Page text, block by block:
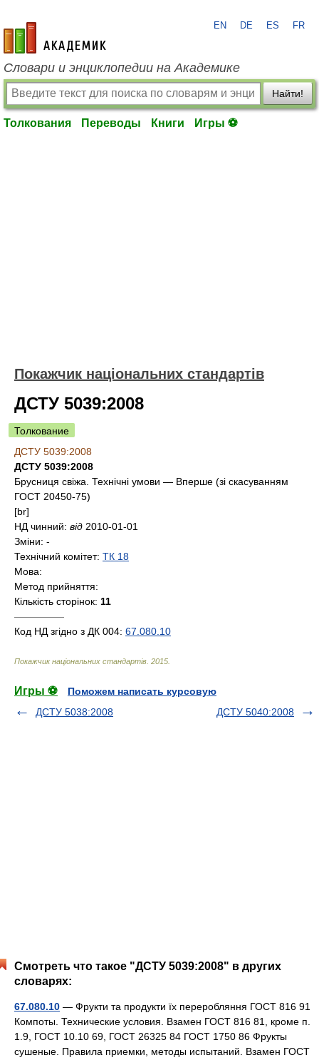
academic.ru
EN DE ES FR
Словари и энциклопедии на Академике
Найти!
Толкования Переводы Книги Игры ⚽
Покажчик національних стандартів
ДСТУ 5039:2008
Толкование
ДСТУ 5039:2008
ДСТУ 5039:2008
Брусниця свіжа. Технічні умови — Вперше (зі скасуванням
ГОСТ 20450-75)
[br]
НД чинний: від 2010-01-01
Зміни: -
Технічний комітет: ТК 18
Мова:
Метод прийняття:
Кількість сторінок: 11
—————
Код НД згідно з ДК 004: 67.080.10
Покажчик національних стандартів 2015
Игры ⚽
Поможем написать курсовую
ДСТУ 5038:2008
ДСТУ 5040:2008
Смотреть что такое "ДСТУ 5039:2008" в других
словарях:
67.080.10 — Фрукти та продукти їх переробляння ГОСТ 816 91
Компоты. Технические условия. Взамен ГОСТ 816 81, кроме п.
1.9, ГОСТ 10.10 69, ГОСТ 26325 84 ГОСТ 1750 86 Фрукты
сушеные. Правила приемки, методы испытаний. Взамен ГОСТ